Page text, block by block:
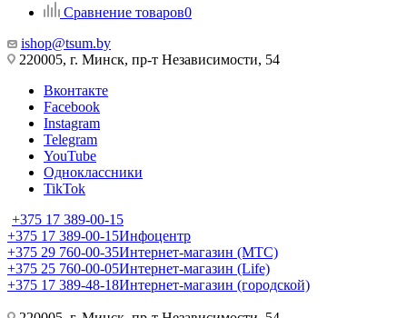
Сравнение товаров0
ishop@tsum.by
220005, г. Минск, пр-т Независимости, 54
Вконтакте
Facebook
Instagram
Telegram
YouTube
Одноклассники
TikTok
+375 17 389-00-15
+375 17 389-00-15Инфоцентр
+375 29 760-00-35Интернет-магазин (МТС)
+375 25 760-00-05Интернет-магазин (Life)
+375 17 389-48-18Интернет-магазин (городской)